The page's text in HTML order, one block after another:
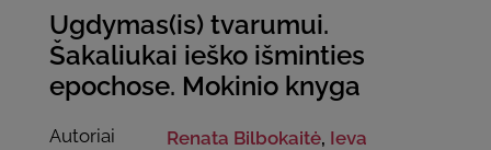
Ugdymas(is) tvarumui.
Šakaliukai ieško išminties
epochose. Mokinio knyga
Autoriai Renata Bilbokaitė, Ieva